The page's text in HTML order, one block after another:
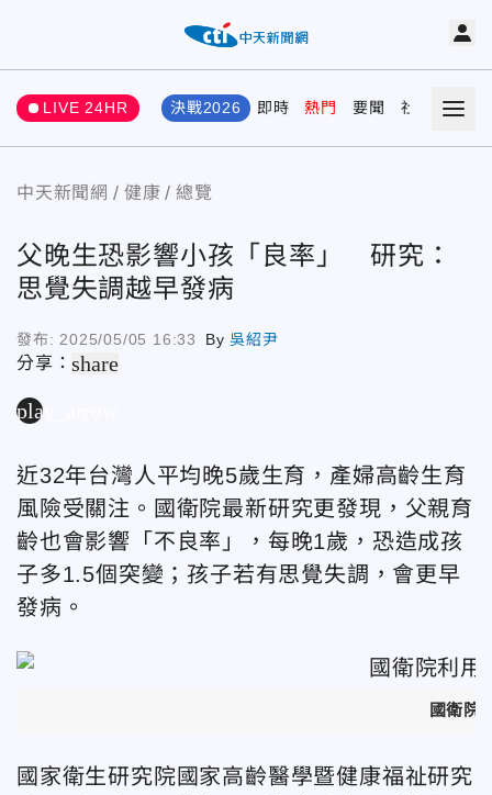
LIVE 24HR 決戰2026 即時 熱門 要聞 社會 娛樂
中天新聞網 健康 總覽
父晚生恐影響小孩「良率」 研究：
思覺失調越早發病
發布: 2025/05/05 16:33 By吳紹尹
分享：share
play_arrow
近32年台灣人平均晚5歲生育，產婦高齡生育
風險受關注。國衛院最新研究更發現，父親育
齡也會影響「不良率」，每晚1歲，恐造成孩
子多1.5個突變；孩子若有思覺失調，會更早
發病。
國衛院
國家衛生研究院國家高齡醫學暨健康福祉研究